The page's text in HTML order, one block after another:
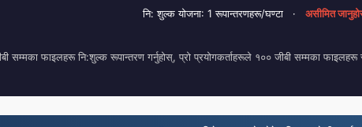
नि: शुल्क योजना: 1 रूपान्तरणहरू/घण्टा · असीमित
सम्मका फाइलहरू नि:शुल्क रूपान्तरण गर्नुहोस्, प्रो प्रयोगकर्ताहरूले १०० जीबी सम्मका फाइलहरू